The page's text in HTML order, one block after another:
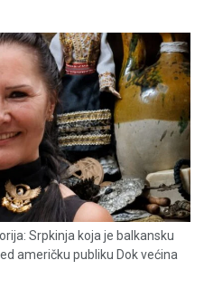
Srpkinja koja je balkansku
američku publiku Dok većina